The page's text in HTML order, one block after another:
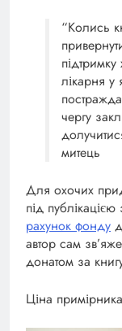
“Колись
лікарня у
чергу
митець
Для охочих
під
рахунок фонду
автор сам
донатом за
Ціна